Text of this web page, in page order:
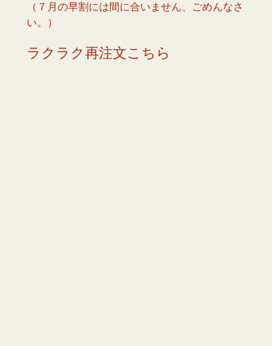
（７月の早割には間に合いません、ごめんなさ
い。）
ラクラク再注文こちら